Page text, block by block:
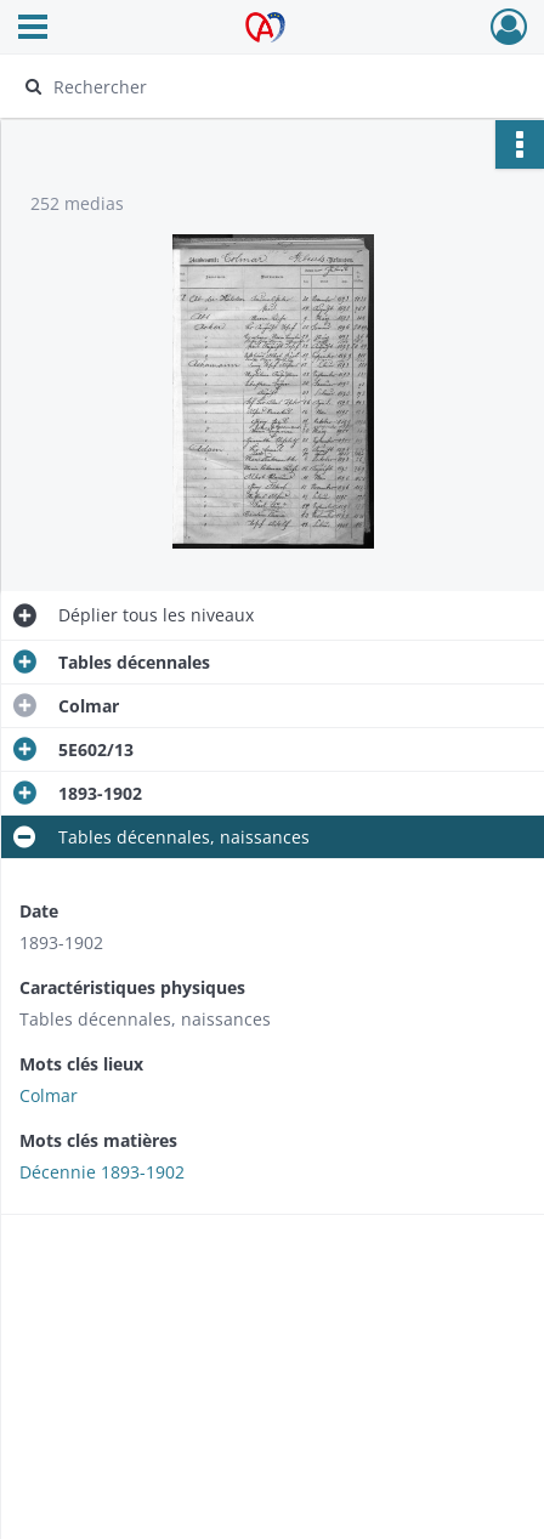
Archives Alsace - Colmar
Ouvrir le menu déroulant
252 medias
Déplier tous les niveaux
Tables décennales
Colmar
5E602/13
1893-1902
Tables décennales, naissances
Date
1893-1902
Caractéristiques physiques
Tables décennales, naissances
Mots clés lieux
Colmar
Mots clés matières
Décennie 1893-1902